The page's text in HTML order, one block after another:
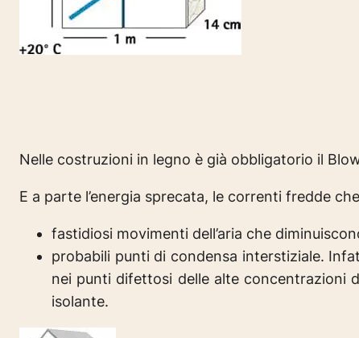
Nelle costruzioni in legno è già obbligatorio il
E a parte l’energia sprecata, le correnti fredde
fastidiosi movimenti dell’aria che
probabili punti di condensa interstiziale.
nei punti difettosi delle alte concentrazioni
isolante.